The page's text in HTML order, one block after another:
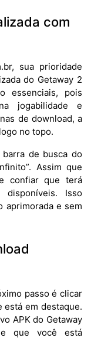
com
sua prioridade
do Getaway 2
essenciais, pois
jogabilidade e
de download, a
no topo.
de busca do
Assim que
confiar que terá
disponíveis. Isso
aprimorada e sem
passo é clicar
está em destaque.
APK do Getaway
que você está